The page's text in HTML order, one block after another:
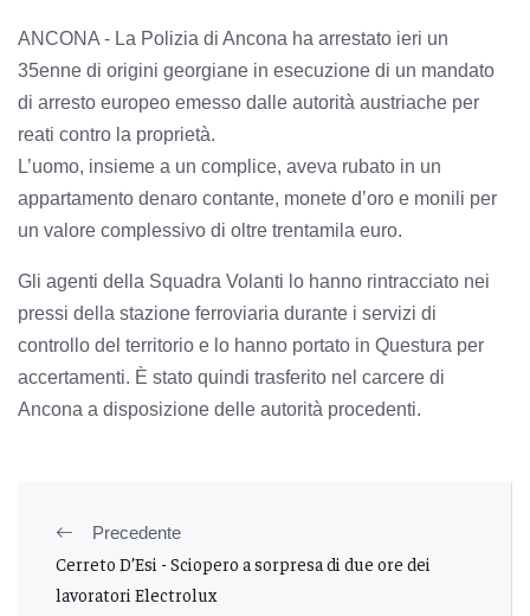
ANCONA - La Polizia di Ancona ha arrestato ieri un
35enne di origini georgiane in esecuzione di un mandato
di arresto europeo emesso dalle autorità austriache per
reati contro la proprietà.
L’uomo, insieme a un complice, aveva rubato in un
appartamento denaro contante, monete d’oro e monili per
un valore complessivo di oltre trentamila euro.
Gli agenti della Squadra Volanti lo hanno rintracciato nei
pressi della stazione ferroviaria durante i servizi di
controllo del territorio e lo hanno portato in Questura per
accertamenti. È stato quindi trasferito nel carcere di
Ancona a disposizione delle autorità procedenti.
Precedente
Cerreto D’Esi - Sciopero a sorpresa di due ore dei
lavoratori Electrolux